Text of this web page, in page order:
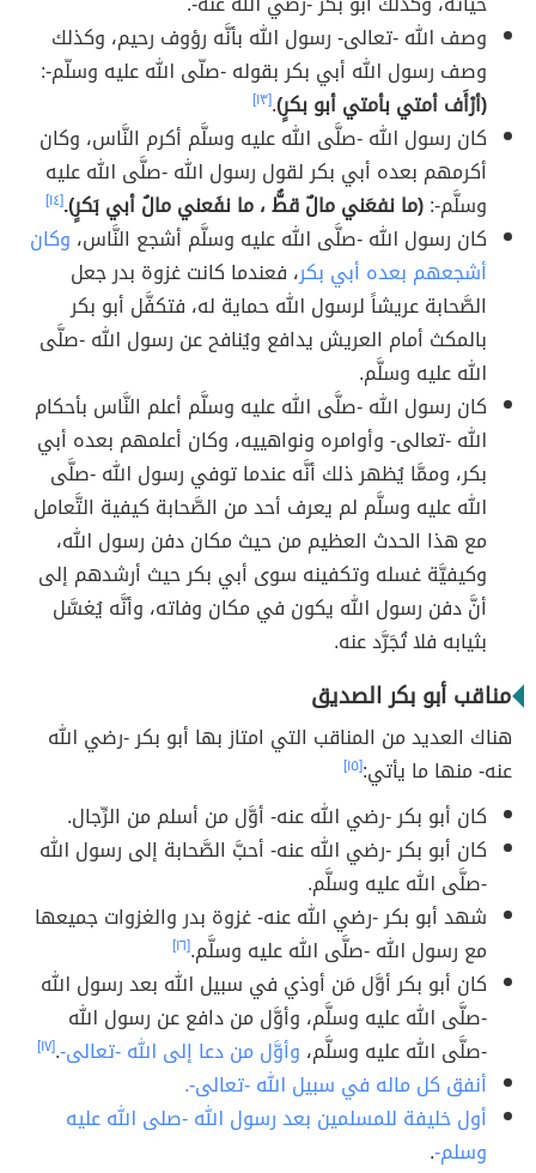
وصف الله -تعالى- رسول الله بأنَّه رؤوف رحيم، وكذلك
وصف رسول الله أبي بكر بقوله -صلّى الله عليه وسلّم-:
(أرْأَف أمتي بأمتي أبو بكرٍ).[١٣]
كان رسول الله -صلَّى الله عليه وسلَّم أكرم النَّاس، وكان
أكرمهم بعده أبي بكر لقول رسول الله -صلَّى الله عليه
وسلَّم-:(ما نفعَني مالٌ قطُّ ، ما نفَعني مالُ أبي بَكرٍ).[١٤]
كان رسول الله -صلَّى الله عليه وسلَّم أشجع النَّاس، وكان
أشجعهم بعده أبي بكر، فعندما كانت غزوة بدر جعل
الصَّحابة عريشاً لرسول الله حماية له، فتكفَّل أبو بكر
بالمكث أمام العريش يدافع ويُنافح عن رسول الله -صلَّى
الله عليه وسلَّم.
كان رسول الله -صلَّى الله عليه وسلَّم أعلم النَّاس بأحكام
الله -تعالى- وأوامره ونواهييه، وكان أعلمهم بعده أبي
بكر، وممَّا يُظهر ذلك أنَّه عندما توفي رسول الله -صلَّى
الله عليه وسلَّم لم يعرف أحد من الصَّحابة كيفية التَّعامل
مع هذا الحدث العظيم من حيث مكان دفن رسول الله،
وكيفيَّة غسله وتكفينه سوى أبي بكر حيث أرشدهم إلى
أنَّ دفن رسول الله يكون في مكان وفاته، وأنَّه يُغسَّل
بثيابه فلا تُجَرَّد عنه.
مناقب أبو بكر الصديق
هناك العديد من المناقب التي امتاز بها أبو بكر -رضي الله
عنه- منها ما يأتي:[١٥]
كان أبو بكر -رضي الله عنه- أوَّل من أسلم من الرِّجال.
كان أبو بكر -رضي الله عنه- أحبَّ الصَّحابة إلى رسول الله
-صلَّى الله عليه وسلَّم.
شهد أبو بكر -رضي الله عنه- غزوة بدر والغزوات جميعها
مع رسول الله -صلَّى الله عليه وسلَّم.[١٦]
كان أبو بكر أوَّل مَن أوذي في سبيل الله بعد رسول الله
-صلَّى الله عليه وسلَّم، وأوَّل من دافع عن رسول الله
-صلَّى الله عليه وسلَّم، وأوَّل من دعا إلى الله -تعالى-.[١٧]
أنفق كل ماله في سبيل الله -تعالى-.
أول خليفة للمسلمين بعد رسول الله -صلى الله عليه
وسلم-.